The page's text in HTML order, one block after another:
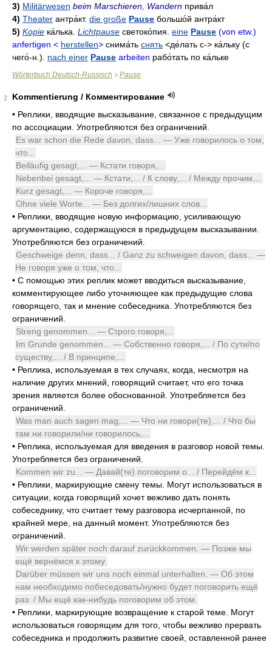
3) Militärwesen beim Marschieren, Wandern прива́л
4) Theater антра́кт. die große Pause большо́й антра́кт
5) Kopie ка́лька Lichtpause светоко́пия eine Pause (von etw.)
anfertigen < herstellen> снима́ть снять <де́лать с-> ка́льку (с
чего́-н.). nach einer Pause arbeiten рабо́тать по ка́льке
Wörterbuch Deutsch-Russisch > Pause
2
Kommentierung / Комментирование
• Реплики, вводящие высказывание, связанное с предыдущим
по ассоциации. Употребляются без ограничений.
Es war schon die Rede davon, dass... — Уже говорилось о том,
что...
Beiläufig gesagt,... — Кстати говоря,...
Nebenbei gesagt,... — Кстати,... / К слову,... / Между прочим,...
Kurz gesagt,... — Короче говоря,...
Ohne viele Worte... — Без долгих/лишних слов...
• Реплики, вводящие новую информацию, усиливающую
аргументацию, содержащуюся в предыдущем высказывании.
Употребляются без ограничений.
Geschweige denn, dass... / Ganz zu schweigen davon, dass... —
Не говоря уже о том, что...
• С помощью этих реплик может вводиться высказывание,
комментирующее либо уточняющее как предыдущие слова
говорящего, так и мнение собеседника. Употребляются без
ограничений.
Streng genommen... — Строго говоря,...
Im Grunde genommen... — Собственно говоря,... / По сути/по
существу,... / В принципе,...
• Реплика, используемая в тех случаях, когда, несмотря на
наличие других мнений, говорящий считает, что его точка
зрения является более обоснованной. Употребляется без
ограничений.
Was man auch sagen mag,... — Что ни говори(те),... / Что бы
там ни говорили/ни говорилось,...
• Реплика, используемая для введения в разговор новой темы.
Употребляется без ограничений.
Kommen wir zu... — Давай(те) поговорим о... / Перейдём к...
• Реплики, маркирующие смену темы. Могут использоваться в
ситуации, когда говорящий хочет вежливо дать понять
собеседнику, что считает тему разговора исчерпанной, по
крайней мере, на данный момент. Употребляются без
ограничений.
Wir werden später noch darauf zurückkommen. — Позже мы
ещё вернёмся к этому.
Darüber müssen wir uns noch einmal unterhalten. — Об этом
нам необходимо побеседовать/нужно будет поговорить ещё
раз. / Мы ещё как-нибудь поговорим об этом.
• Реплики, маркирующие возвращение к старой теме. Могут
использоваться говорящим для того, чтобы вежливо прервать
собеседника и продолжить развитие своей, оставленной ранее